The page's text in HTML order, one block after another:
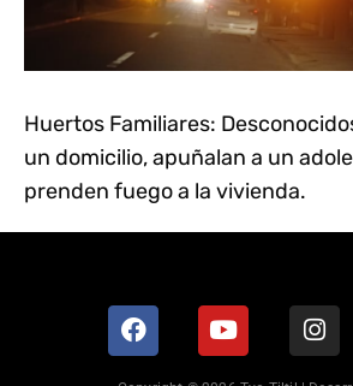
Huertos Familiares:
un domicilio, apuñalan a un
prenden fuego a la vivienda.